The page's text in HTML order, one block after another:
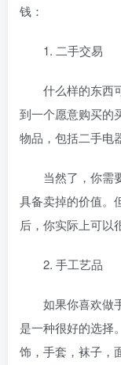
钱：
1. 二手交易
什么样的东西
到一个愿意购买的
物品，包括二手电
当然了，你需
具备卖掉的价值。
后，你实际上可以
2. 手工艺品
如果你喜欢做
是一种很好的选择
饰，手套，袜子，